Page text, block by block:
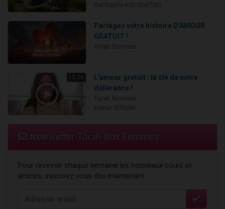
Partagez votre histoire D'AMOUR
GRATUIT !
13:26
L'amour gratuit : la clé de notre
délivrance !
Newsletter Torah-Box Femmes
Pour recevoir chaque semaine les nouveaux cours et
articles, inscrivez-vous dès maintenant :